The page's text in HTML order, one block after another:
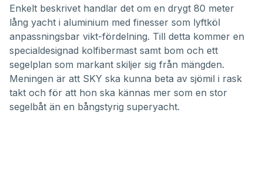
Enkelt beskrivet handlar det om en drygt 80 meter
lång yacht i aluminium med finesser som lyftköl
anpassningsbar vikt-fördelning. Till detta kommer en
specialdesignad kolfibermast samt bom och ett
segelplan som markant skiljer sig från mängden.
Meningen är att SKY ska kunna beta av sjömil i rask
takt och för att hon ska kännas mer som en stor
segelbåt än en bångstyrig superyacht.